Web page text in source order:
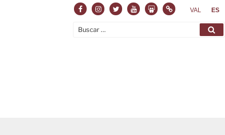
FacebookInstagram
TwitterYoutubeSlideshare
NormasVAL ES
Buscar